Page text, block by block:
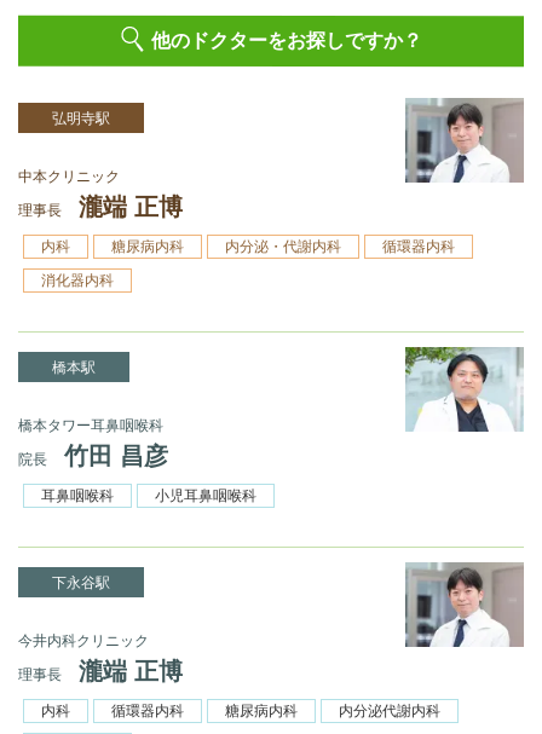
他のドクターをお探しですか？
弘明寺駅
中本クリニック
理事長
瀧端 正博
内科 糖尿病内科 内分泌・代謝内科
循環器内科
消化器内科
橋本駅
橋本タワー耳鼻咽喉科
院長
竹田 昌彦
耳鼻咽喉科 小児耳鼻咽喉科
下永谷駅
今井内科クリニック
理事長
瀧端 正博
内科 循環器内科 糖尿病内科
内分泌代謝内科